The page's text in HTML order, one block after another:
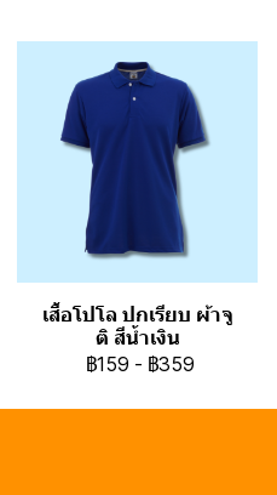
เสื้อโปโล ปกเรียบ ผ้าจู
ติ สีน้ำเงิน
฿159 - ฿359